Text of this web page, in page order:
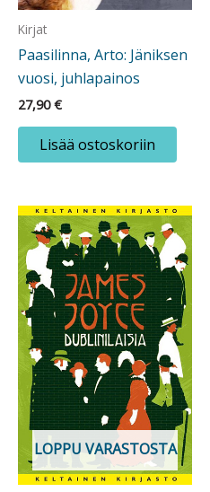
Kirjat
Paasilinna, Arto: Jäniksen
vuosi, juhlapainos
27,90€
Lisää ostoskoriin
LOPPU VARASTOSTA